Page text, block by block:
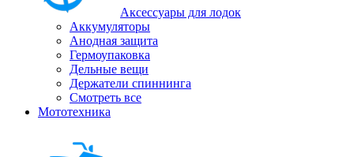
Аксессуары для лодок
Аккумуляторы
Анодная защита
Гермоупаковка
Дельные вещи
Держатели спиннинга
Смотреть все
Мототехника